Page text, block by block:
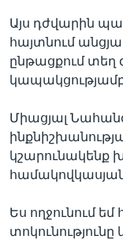
Այս դժվարին
հայտնում
ընթացքում տեղ
Միացյալ
կշարունակենք
Ես ողջունում եմ